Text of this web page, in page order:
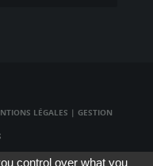
LÉGALES |GESTION
|TAIWAN WEBCAM LIVE
control over what you